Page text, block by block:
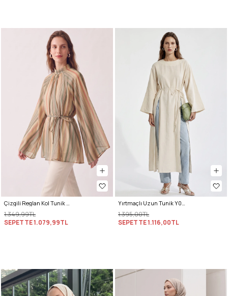
Çizgili Reglan Kol Tunik 260203 - HAKİ
1.349,99TL
SEPETTE1.079,99TL
Yırtmaçlı Uzun Tunik Y0162 - EKRU
1.395,00TL
SEPETTE1.116,00TL